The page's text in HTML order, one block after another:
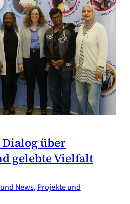
über
gelebte Vielfalt
News, Projekte und